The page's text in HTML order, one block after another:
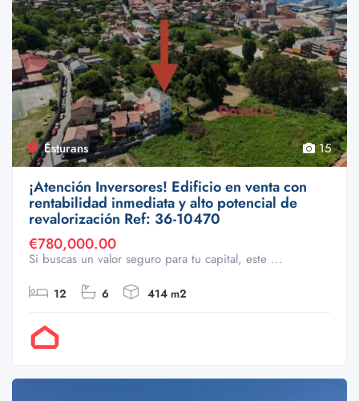
Esturans 15
¡Atención Inversores! Edificio en venta con
rentabilidad inmediata y alto potencial de
revalorización Ref: 36-10470
€780,000.00
Si buscas un valor seguro para tu capital, este ...
12 6 414 m2